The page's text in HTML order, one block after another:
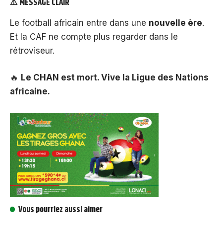
Le football africain entre dans une nouvelle ère.
Et la CAF ne compte plus regarder dans le
rétroviseur.
🔥 Le CHAN est mort. Vive la Ligue des Nations
africaine.
Vous pourriez aussi aimer